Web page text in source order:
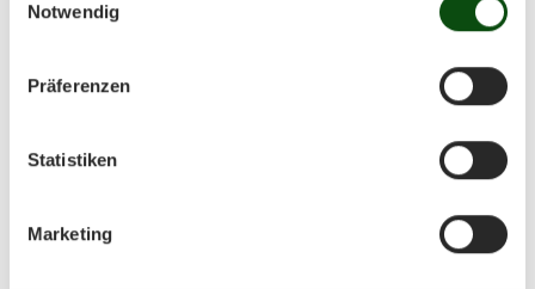
Notwendig
Präferenzen
Statistiken
Marketing